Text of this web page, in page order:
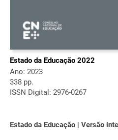
Estado da Educação 2022
Ano: 2023
338 pp.
ISSN Digital: 2976-0267
Estado da Educação | Versão